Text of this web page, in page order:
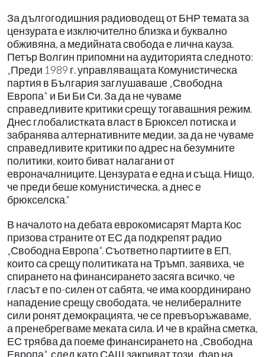
За дългогодишния радиоводещ от БНР темата за
цензурата е изключително близка и буквално
обживяна, а медийната свобода е лична кауза.
Петър Волгин припомни на аудиторията следното:
„Преди 1989 г. управляващата Комунистическа
партия в България заглушаваше „Свободна
Европа" и Би Би Си. За да не чуваме
справедливите критики срещу тогавашния режим.
Днес глобалистката власт в Брюксел потиска и
забранява алтернативните медии, за да не чуваме
справедливите критики по адрес на безумните
политики, които биват налагани от
евроначалниците. Цензурата е една и съща. Нищо,
че преди беше комунистическа, а днес е
брюкселска."
В началото на дебата еврокомисарят Марта Кос
призова страните от ЕС да подкрепят радио
„Свободна Европа". Съответно партиите в ЕП,
които са срещу политиката на Тръмп, заявиха, че
спирането на финансирането засяга всичко, че
гласът е по-силен от сабята, че има координирано
нападение срещу свободата, че нелибералните
сили ронят демокрацията, че се превъоръжаваме,
а пренебрегваме меката сила. И че в крайна сметка,
ЕС трябва да поеме финансирането на „Свободна
Европа", след като САЩ закриват този „фар на